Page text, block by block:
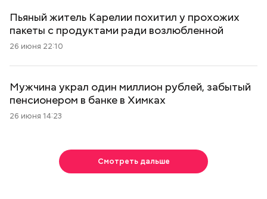
Пьяный житель Карелии похитил у прохожих
пакеты с продуктами ради возлюбленной
26 июня 22:10
Мужчина украл один миллион рублей, забытый
пенсионером в банке в Химках
26 июня 14:23
Смотреть дальше